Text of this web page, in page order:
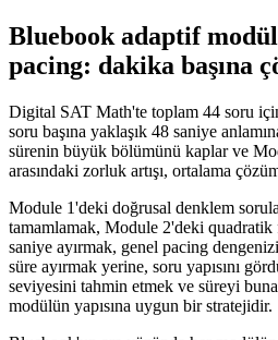
Bluebook adaptif
pacing: dakika başına
Digital SAT Math'te toplam 44 soru
soru başına yaklaşık 48 saniye
sürenin büyük bölümünü kaplar ve
arasındaki zorluk artışı, ortalama
Module 1'deki doğrusal denklem
tamamlamak, Module 2'deki
saniye ayırmak, genel pacing
süre ayırmak yerine, soru yapısını
seviyesini tahmin etmek ve süreyi
modülün yapısına uygun bir stratejidir.